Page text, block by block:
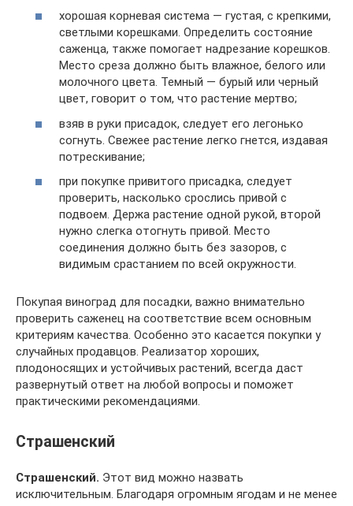
хорошая корневая система — густая, с крепкими,
светлыми корешками. Определить состояние
саженца, также помогает надрезание корешков.
Место среза должно быть влажное, белого или
молочного цвета. Темный — бурый или черный
цвет, говорит о том, что растение мертво;
взяв в руки присадок, следует его легонько
согнуть. Свежее растение легко гнется, издавая
потрескивание;
при покупке привитого присадка, следует
проверить, насколько срослись привой с
подвоем. Держа растение одной рукой, второй
нужно слегка отогнуть привой. Место
соединения должно быть без зазоров, с
видимым срастанием по всей окружности.
Покупая виноград для посадки, важно внимательно
проверить саженец на соответствие всем основным
критериям качества. Особенно это касается покупки у
случайных продавцов. Реализатор хороших,
плодоносящих и устойчивых растений, всегда даст
развернутый ответ на любой вопросы и поможет
практическими рекомендациями.
Страшенский
Страшенский. Этот вид можно назвать
исключительным. Благодаря огромным ягодам и не менее